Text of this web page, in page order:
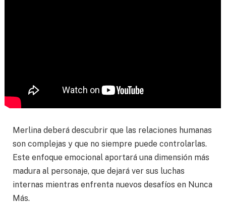
Merlina deberá descubrir que las relaciones humanas
son complejas y que no siempre puede controlarlas.
Este enfoque emocional aportará una dimensión más
madura al personaje, que dejará ver sus luchas
internas mientras enfrenta nuevos desafíos en Nunca
Más.